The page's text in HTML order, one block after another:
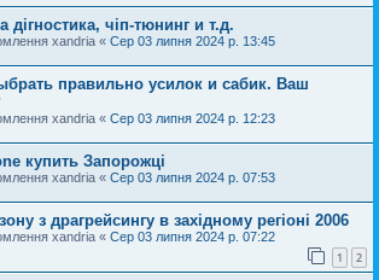
чіп-тюнинг и т.д.
xandria « Сер 03 липня 2024 р. 13:45
правильно усилок и сабик. Ваш
xandria « Сер 03 липня 2024 р. 12:23
купить Запорожці
xandria « Сер 03 липня 2024 р. 07:53
з драгрейсингу в західному регіоні 2006
xandria « Сер 03 липня 2024 р. 07:22
1 2